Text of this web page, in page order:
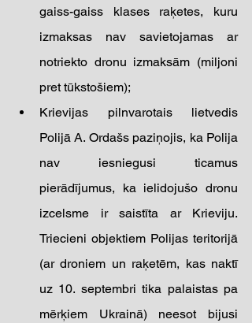
gaiss-gaiss klases raķetes, kuru
izmaksas nav savietojamas ar
notriekto dronu izmaksām (miljoni
pret tūkstošiem);
Krievijas pilnvarotais lietvedis
Polijā A. Ordašs paziņojis, ka Polija
nav iesniegusi ticamus
pierādījumus, ka ielidojušo dronu
izcelsme ir saistīta ar Krieviju.
Triecieni objektiem Polijas teritorijā
(ar droniem un raķetēm, kas naktī
uz 10. septembri tika palaistas pa
mērķiem Ukrainā) neesot bijusi